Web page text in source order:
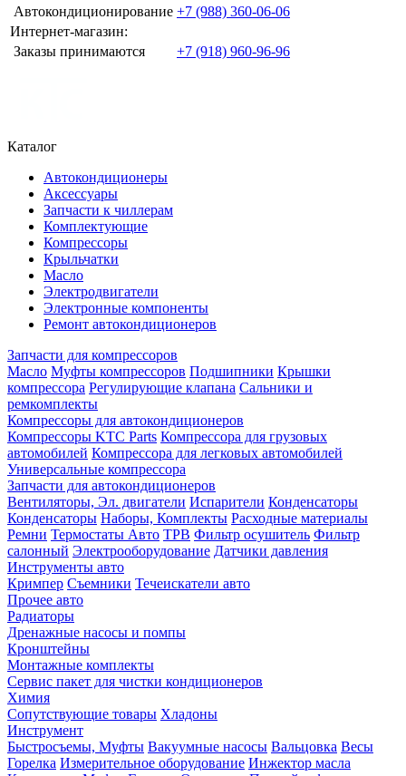
Автокондиционирование +7 (988) 360-06-06
Интернет-магазин:
Заказы принимаются
+7 (918) 960-96-96
Каталог
Автокондиционеры
Аксессуары
Запчасти к чиллерам
Комплектующие
Компрессоры
Крыльчатки
Масло
Электродвигатели
Электронные компоненты
Ремонт автокондиционеров
Запчасти для компрессоров
Масло Муфты компрессоров Подшипники Крышки
компрессора Регулирующие клапана Сальники и
ремкомплекты
Компрессоры для автокондиционеров
Компрессоры KTC Parts Компрессора для грузовых
автомобилей Компрессора для легковых автомобилей
Универсальные компрессора
Запчасти для автокондиционеров
Вентиляторы, Эл. двигатели Испарители Конденсаторы
Конденсаторы Наборы, Комплекты Расходные материалы
Ремни Термостаты Авто ТРВ Фильтр осушитель Фильтр
салонный Электрооборудование Датчики давления
Инструменты авто
Кримпер Съемники Течеискатели авто
Прочее авто
Радиаторы
Дренажные насосы и помпы
Кронштейны
Монтажные комплекты
Сервис пакет для чистки кондиционеров
Химия
Сопутствующие товары Хладоны
Инструмент
Быстросъемы, Муфты Вакуумные насосы Вальцовка Весы
Горелка Измерительное оборудование Инжектор масла